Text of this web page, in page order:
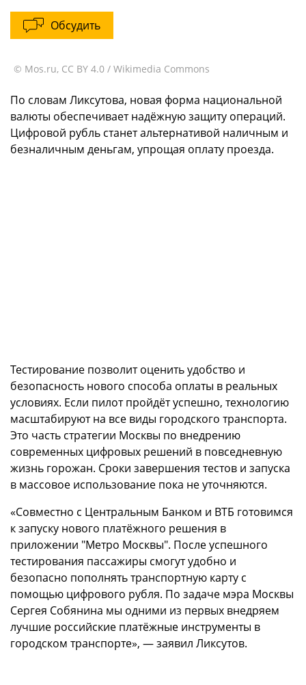
Обсудить
© Mos.ru, CC BY 4.0 / Wikimedia Commons
По словам Ликсутова, новая форма национальной
валюты обеспечивает надёжную защиту операций.
Цифровой рубль станет альтернативой наличным и
безналичным деньгам, упрощая оплату проезда.
Тестирование позволит оценить удобство и
безопасность нового способа оплаты в реальных
условиях. Если пилот пройдёт успешно, технологию
масштабируют на все виды городского транспорта.
Это часть стратегии Москвы по внедрению
современных цифровых решений в повседневную
жизнь горожан. Сроки завершения тестов и запуска
в массовое использование пока не уточняются.
«Совместно с Центральным Банком и ВТБ готовимся
к запуску нового платёжного решения в
приложении "Метро Москвы". После успешного
тестирования пассажиры смогут удобно и
безопасно пополнять транспортную карту с
помощью цифрового рубля. По задаче мэра Москвы
Сергея Собянина мы одними из первых внедряем
лучшие российские платёжные инструменты в
городском транспорте», — заявил Ликсутов.